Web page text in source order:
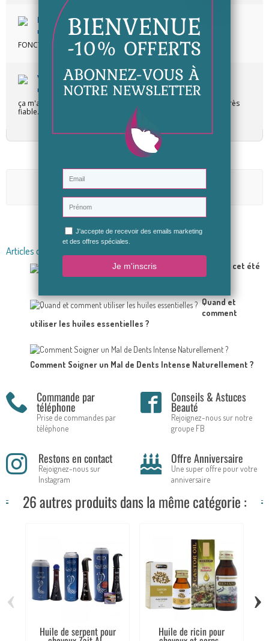
Francette H.
Publié le 04/08/2025 à 20:54 (Date de commande : 19/07/2025)
FONCTIONNE BIEN EN ATTENDANT D'ALLER CHEZ LE DENTISTE
Valerie F.
Publié le 12/11/2021 à 14:23 (Date de commande : 31/10/2021)
ça m'a l'air bien mais pas assez de recul pour une évaluation très
fiable.
Aucun avis n'a été publié pour le moment.
Articles du blog en relation
TOP 5 des huiles à avoir cet été
Quand et
comment
utiliser les huiles essentielles ?
Comment Soigner un Mal de Dents Intense Naturellement ?
Commande par
téléphone
Prise de commandes par
téléphone
Conseils & Astuces
Beauté
Rejoignez-nous sur notre
groupe FB
Restons en contact
Rejoignez-nous sur
Instagram
Offre Anniversaire
Une super offre pour votre
anniversaire
26 autres produits dans la même catégorie :
Huile de serpent pour Huile de ricin pour
‹ ›